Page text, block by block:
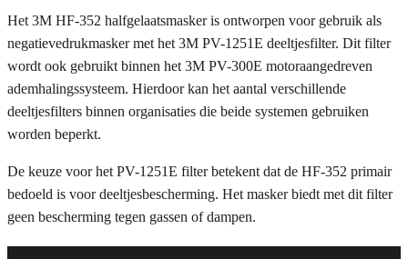
Het 3M HF-352 halfgelaatsmasker is ontworpen voor gebruik als
negatievedrukmasker met het 3M PV-1251E deeltjesfilter. Dit filter
wordt ook gebruikt binnen het 3M PV-300E motoraangedreven
ademhalingssysteem. Hierdoor kan het aantal verschillende
deeltjesfilters binnen organisaties die beide systemen gebruiken
worden beperkt.
De keuze voor het PV-1251E filter betekent dat de HF-352 primair
bedoeld is voor deeltjesbescherming. Het masker biedt met dit filter
geen bescherming tegen gassen of dampen.